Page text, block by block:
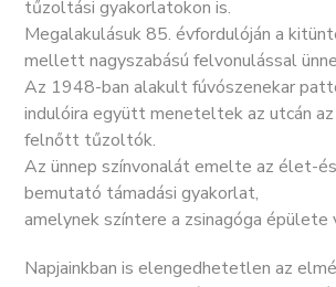
tűzoltási gyakorlatokon is.
Megalakulásuk 85. évfordulóján a
mellett nagyszabású felvonulással
Az 1948-ban alakult fúvószenekar
indulóira együtt meneteltek az utcán az
felnőtt tűzoltók.
Az ünnep színvonalát emelte az élet-
bemutató támadási gyakorlat,
amelynek színtere a zsinagóga épülete
Napjainkban is elengedhetetlen az